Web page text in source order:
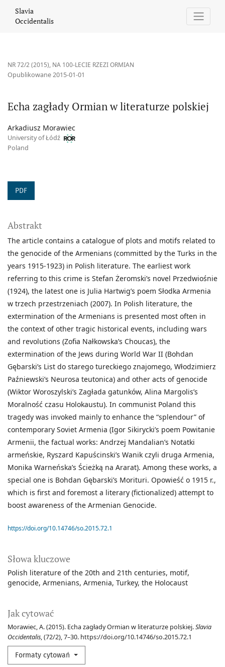
Slavia
Occidentalis
NR 72/2 (2015), NA 100-LECIE RZEZI ORMIAN
Echa zagłady Ormian w literaturze polskiej
Opublikowane 2015-01-01
Arkadiusz Morawiec
University of Łódź
Poland
PDF
Słowa kluczowe
Polish literature of the 20th and 21th centuries motif
genocide Armenians Armenia Turkey the Holocaust
Jak cytować
Morawiec, A. (2015). Echa zagłady Ormian w literaturze polskiej.Slavia
Occidentalis, (72/2), 7–30. https://doi.org/10.14746/so.2015.72.1
Formaty cytowań
Abstrakt
The article contains a catalogue of plots and motifs related to
the genocide of the Armenians (committed by the Turks in the
years 1915-1923) in Polish literature. The earliest work
referring to this crime is Stefan Żeromski’s novel Przedwiośnie
(1924), the latest one is Julia Hartwig’s poem Słodka Armenia
w trzech przestrzeniach (2007). In Polish literature, the
extermination of the Armenians is presented most often in
the context of other tragic historical events, including wars
and revolutions (Zofia Nałkowska’s Choucas), the
extermination of the Jews during World War II (Bohdan
Gębarski’s List do starego tureckiego znajomego, Włodzimierz
Paźniewski’s Neurosa teutonica) and other acts of genocide
(Wiktor Woroszylski’s Zagłada gatunków, Alina Margolis’s
Moralność czasu Holokaustu). In communist Poland this
tragedy was invoked mainly to enhance the “splendour” of
contemporary Soviet Armenia (Igor Sikirycki’s poem Powitanie
Armenii, the factual works: Andrzej Mandalian’s Notatki
armeńskie, Ryszard Kapuścinski’s Wanik czyli druga Armenia,
Monika Warneńska’s Ścieżką na Ararat). Among these works, a
special one is Bohdan Gębarski’s Morituri. Opowieść o 1915 r.,
which is first and foremost a literary (fictionalized) attempt to
boost awareness of the Armenian Genocide.
https://doi.org/10.14746/so.2015.72.1